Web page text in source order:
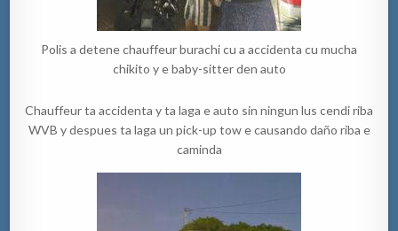
Polis a detene chauffeur burachi cu a accidenta cu mucha
chikito y e baby-sitter den auto
Chauffeur ta accidenta y ta laga e auto sin ningun lus cendi riba
WVB y despues ta laga un pick-up tow e causando daño riba e
caminda